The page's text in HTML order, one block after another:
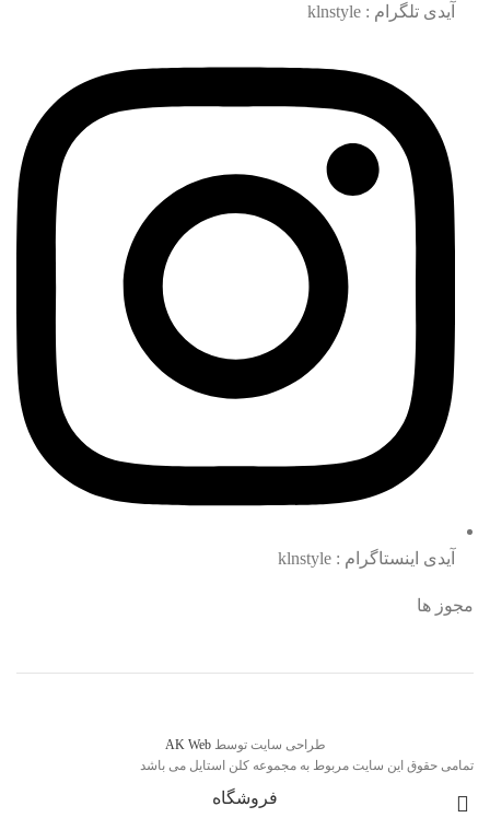
آیدی تلگرام : klnstyle
آیدی اینستاگرام : klnstyle
مجوز ها
طراحی سایت توسطAK Web
تمامی حقوق این سایت مربوط به مجموعه کلن استایل می باشد
فروشگاه